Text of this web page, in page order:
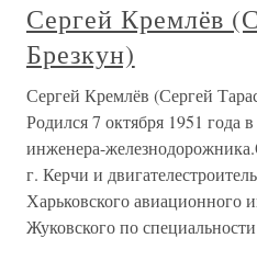
Сергей Кремлёв
Брезкун)
Сергей Кремлёв (Сергей
Родился 7 октября 1951 года
инженера-
г. Керчи и
Харьковского авиационного
Жуковского по специальности